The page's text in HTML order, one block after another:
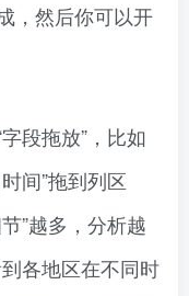
，然后你可以开
段拖放”，比如
间”拖到列区
”越多，分析越
各地区在不同时